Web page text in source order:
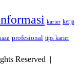
karier kerja
profesional tips karier
Reserved |